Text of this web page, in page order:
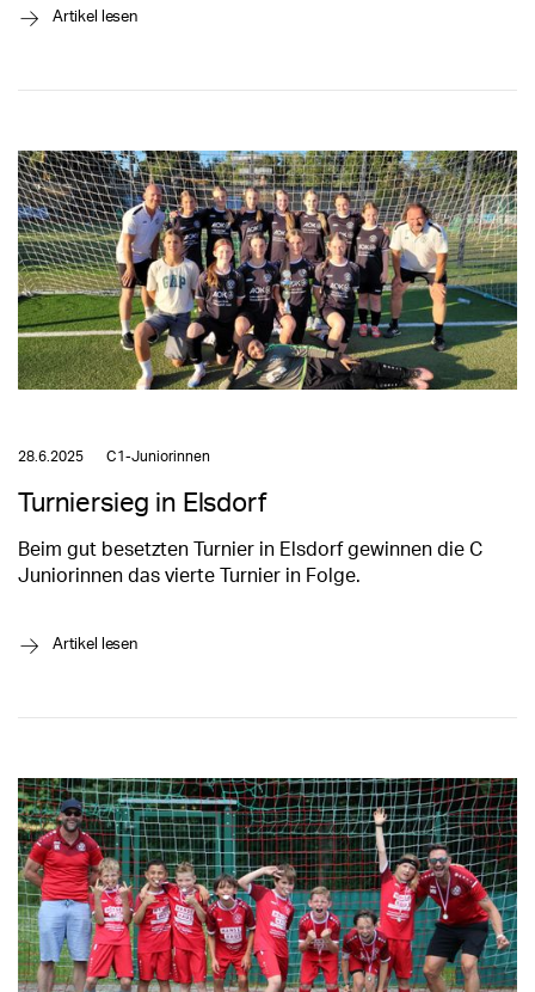
→ Artikel lesen
28.6.2025 C1-Juniorinnen
Turniersieg in Elsdorf
Beim gut besetzten Turnier in Elsdorf gewinnen die C
Juniorinnen das vierte Turnier in Folge.
→ Artikel lesen